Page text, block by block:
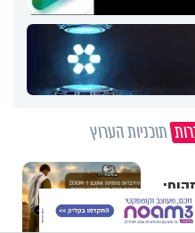
תוכניות הערוץ
לאלפי